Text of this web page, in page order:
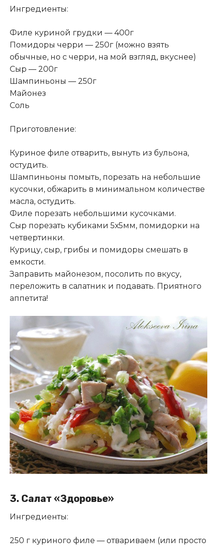
Ингредиенты:
Филе куриной грудки — 400г
Помидоры черри — 250г (можно взять
обычные, но с черри, на мой взгляд, вкуснее)
Сыр — 200г
Шампиньоны — 250г
Майонез
Соль
Приготовление:
Куриное филе отварить, вынуть из бульона,
остудить.
Шампиньоны помыть, порезать на небольшие
кусочки, обжарить в минимальном количестве
масла, остудить.
Филе порезать небольшими кусочками.
Сыр порезать кубиками 5х5мм, помидорки на
четвертинки.
Курицу, сыр, грибы и помидоры смешать в
емкости.
Заправить майонезом, посолить по вкусу,
переложить в салатник и подавать. Приятного
аппетита!
3. Салат «Здоровье»
Ингредиенты:
250 г куриного филе — отвариваем (или просто